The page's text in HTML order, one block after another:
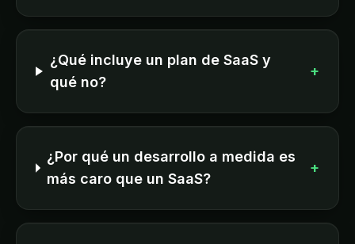
¿Qué incluye un plan de SaaS y
qué no?
+
¿Por qué un desarrollo a medida es
más caro que un SaaS?
+